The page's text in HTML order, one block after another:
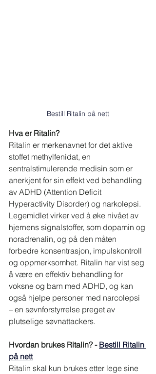
Bestill Ritalin på nett
Hva er Ritalin?
Ritalin er merkenavnet for det aktive
stoffet methylfenidat, en
sentralstimulerende medisin som er
anerkjent for sin effekt ved behandling
av ADHD (Attention Deficit
Hyperactivity Disorder) og narkolepsi.
Legemidlet virker ved å øke nivået av
hjernens signalstoffer, som dopamin og
noradrenalin, og på den måten
forbedre konsentrasjon, impulskontroll
og oppmerksomhet. Ritalin har vist seg
å være en effektiv behandling for
voksne og barn med ADHD, og kan
også hjelpe personer med narcolepsi
– en søvnforstyrrelse preget av
plutselige søvnattackers.
Hvordan brukes Ritalin? - Bestill Ritalin
på nett
Ritalin skal kun brukes etter lege sine